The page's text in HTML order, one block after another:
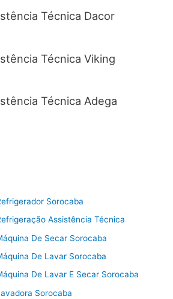
Técnica Dacor
Técnica Viking
Técnica Adega
Sorocaba
Assistência Técnica
De Secar Sorocaba
De Lavar Sorocaba
De Lavar E Secar Sorocaba
Sorocaba